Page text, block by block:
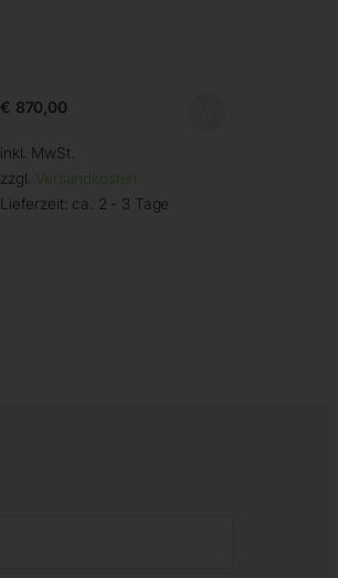
€ 870,00
inkl. MwSt.
zzgl. Versandkosten
Lieferzeit: ca. 2 - 3 Tage